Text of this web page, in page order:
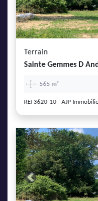
Terrain
Sainte Gemmes D
565 m²
REF3620-10 - AJP
Previous